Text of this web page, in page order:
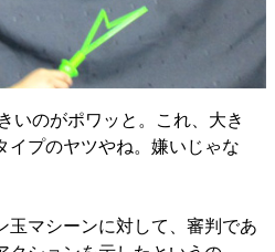
いのがポワッと。これ、大き
イプのヤツやね。嫌いじゃな
玉マシーンに対して、審判であ